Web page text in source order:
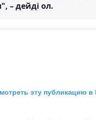
– дейді ол.
эту публикацию в